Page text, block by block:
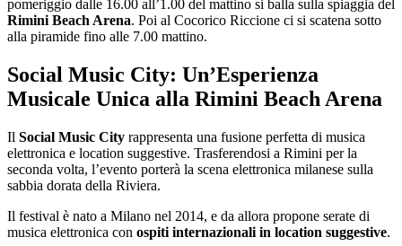
pomeriggio dalle 16.00 all’1.00 del mattino si balla sulla spiaggia del
Rimini Beach Arena. Poi al Cocorico Riccione ci si scatena sotto
alla piramide fino alle 7.00 mattino.
Social Music City: Un’Esperienza
Musicale Unica alla Rimini Beach Arena
Il Social Music City rappresenta una fusione perfetta di musica
elettronica e location suggestive. Trasferendosi a Rimini per la
seconda volta, l’evento porterà la scena elettronica milanese sulla
sabbia dorata della Riviera.
Il festival è nato a Milano nel 2014, e da allora propone serate di
musica elettronica con ospiti internazionali in location suggestive.